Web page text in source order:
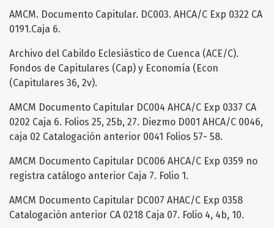
AMCM. Documento Capitular. DC003. AHCA/C Exp 0322 CA
0191.Caja 6.
Archivo del Cabildo Eclesiástico de Cuenca (ACE/C).
Fondos de Capitulares (Cap) y Economía (Econ
(Capitulares 36, 2v).
AMCM Documento Capitular DC004 AHCA/C Exp 0337 CA
0202 Caja 6. Folios 25, 25b, 27. Diezmo D001 AHCA/C 0046,
caja 02 Catalogación anterior 0041 Folios 57- 58.
AMCM Documento Capitular DC006 AHCA/C Exp 0359 no
registra catálogo anterior Caja 7. Folio 1.
AMCM Documento Capitular DC007 AHAC/C Exp 0358
Catalogación anterior CA 0218 Caja 07. Folio 4, 4b, 10.